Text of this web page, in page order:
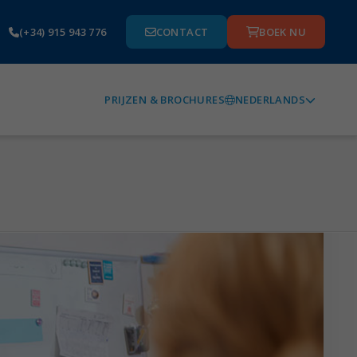
(+34) 915 943 776 CONTACT BOEK NU
PRIJZEN & BROCHURES NEDERLANDS